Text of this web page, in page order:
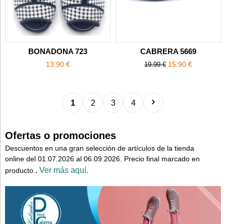
BONADONA 723
13.90 €
CABRERA 5669
19.99 € 15.90 €
1 2 3 4
Ofertas o promociones
Descuentos en una gran selección de artículos de la tienda
online del 01.07.2026 al 06.09.2026. Precio final marcado en
producto. . Ver más aquí.